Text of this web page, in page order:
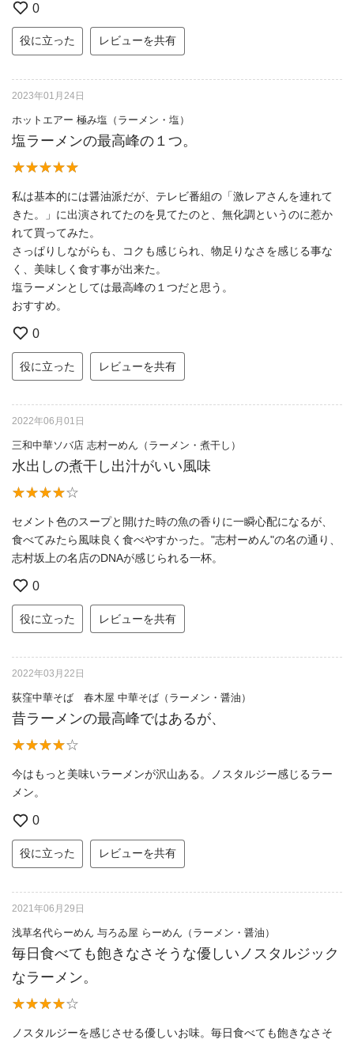
0
役に立った レビューを共有
2023年01月24日
ホットエアー 極み塩（ラーメン・塩）
塩ラーメンの最高峰の１つ。
私は基本的には醤油派だが、テレビ番組の「激レアさんを連れて
きた。」に出演されてたのを見てたのと、無化調というのに惹か
れて買ってみた。
さっぱりしながらも、コクも感じられ、物足りなさを感じる事な
く、美味しく食す事が出来た。
塩ラーメンとしては最高峰の１つだと思う。
おすすめ。
0
役に立った レビューを共有
2022年06月01日
三和中華ソバ店 志村ーめん（ラーメン・煮干し）
水出しの煮干し出汁がいい風味
セメント色のスープと開けた時の魚の香りに一瞬心配になるが、
食べてみたら風味良く食べやすかった。"志村ーめん"の名の通り、
志村坂上の名店のDNAが感じられる一杯。
0
役に立った レビューを共有
2022年03月22日
荻窪中華そば 春木屋 中華そば（ラーメン・醤油）
昔ラーメンの最高峰ではあるが、
今はもっと美味いラーメンが沢山ある。ノスタルジー感じるラー
メン。
0
役に立った レビューを共有
2021年06月29日
浅草名代らーめん 与ろゐ屋 らーめん（ラーメン・醤油）
毎日食べても飽きなさそうな優しいノスタルジック
なラーメン。
ノスタルジーを感じさせる優しいお味。毎日食べても飽きなさそ